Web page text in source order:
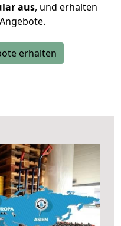
aus, und erhalten
erhalten